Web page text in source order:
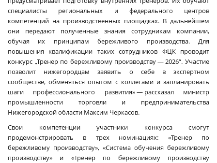
специалисты региональных и федерального центров
компетенций на производственных площадках. В дальнейшем
они передают полученные знания сотрудникам компании,
обучая их принципам бережливого производства. Для
повышения квалификации таких сотрудников ФЦК проводит
конкурс „Тренер по бережливому производству — 2026“. Участие
позволит нижегородцам заявить о себе в экспертном
сообществе, обменяться опытом с коллегами и запланировать
шаги профессионального развития» — рассказал министр
промышленности торговли и предпринимательства
Нижегородской области Максим Черкасов.
Свои компетенции участники конкурса смогут
продемонстрировать в трех номинациях: «Тренер по
бережливому производству», «Система обучения бережливому
производству» и «Тренер по бережливому производству